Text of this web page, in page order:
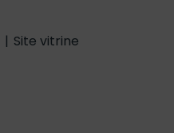
| Site vitrine